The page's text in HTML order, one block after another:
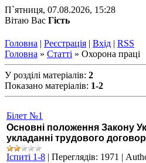
П`ятниця, 07.08.2026, 15:28
Вітаю Вас Гість
Головна | Реєстрація | Вхід | RSS
Головна » Статті » Охорона праці
У розділі матеріалів: 2
Показано матеріалів: 1-2
Білет №1
Основні положення Закону
укладанні трудового
Іспиті 1-8 | Переглядів: 1971 |